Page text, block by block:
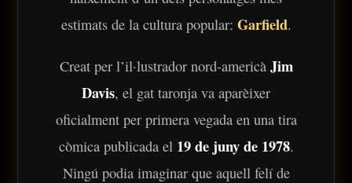
estimats de la cultura popular: Garfield.
Creat per l’il·lustrador nord-americà Jim
Davis, el gat taronja va aparèixer
oficialment per primera vegada en una tira
còmica publicada el 19 de juny de 1978.
Ningú podia imaginar que aquell felí de